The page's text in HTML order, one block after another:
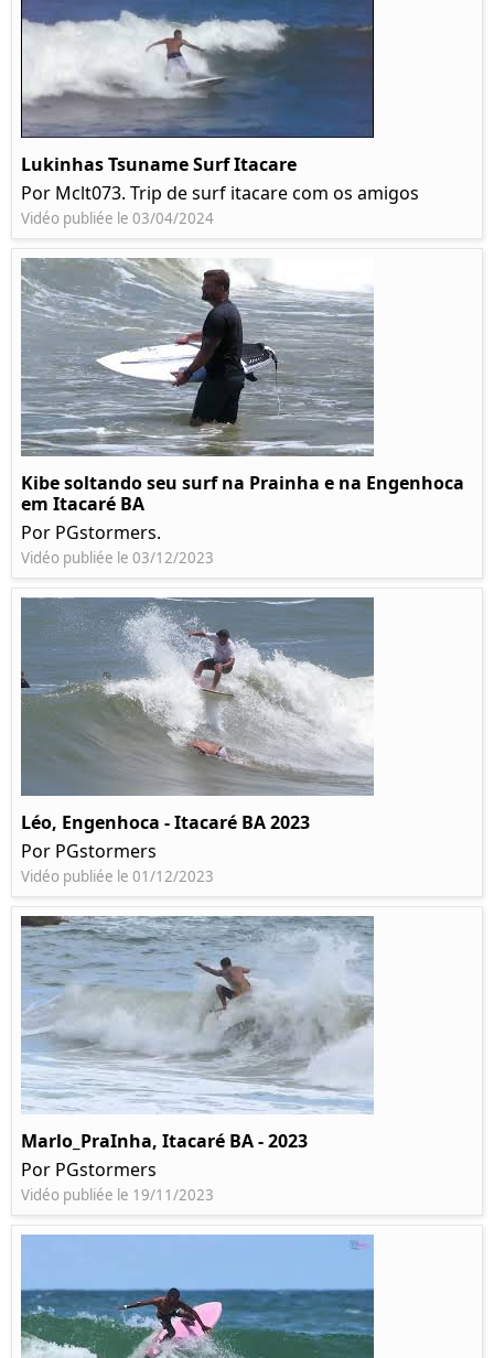
Lukinhas Tsuname Surf Itacare
Por Mclt073. Trip de surf itacare com os amigos
Vidéo publiée le 03/04/2024
Kibe soltando seu surf na Prainha e na Engenhoca
em Itacaré BA
Por PGstormers.
Vidéo publiée le 03/12/2023
Léo, Engenhoca - Itacaré BA 2023
Por PGstormers
Vidéo publiée le 01/12/2023
Marlo_PraInha, Itacaré BA - 2023
Por PGstormers
Vidéo publiée le 19/11/2023